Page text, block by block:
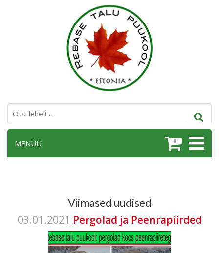
0
MENÜÜ
Viimased uudised
03.01.2021 Pergolad ja Peenrapiirded